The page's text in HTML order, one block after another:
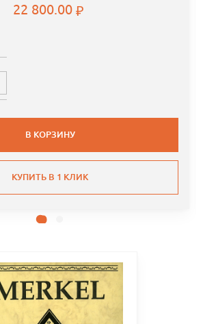
22 800.00
В КОРЗИНУ
КУПИТЬ В 1 КЛИК